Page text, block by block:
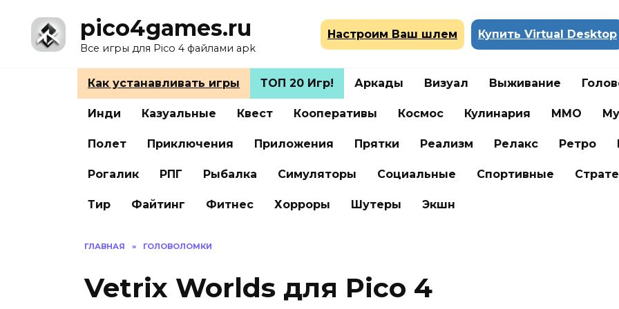
содержанию
pico4games.ru
Все игры для Pico 4 файлами apk
Настроим Ваш шлем Купить Virtual Desktop
Как устанавливать игры ТОП 20 Игр! Аркады Визуал Выживание
Инди Казуальные Квест Кооперативы Космос Кулинария ММО
Полет Приключения Приложения Прятки Реализм Релакс Ретро
Рогалик РПГ Рыбалка Симуляторы Социальные Спортивные
Тир Файтинг Фитнес Хорроры Шутеры Экшн
ГЛАВНАЯ » ГОЛОВОЛОМКИ
Vetrix Worlds для Pico 4